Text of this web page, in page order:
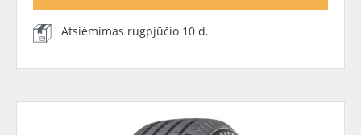
Atsiėmimas rugpjūčio 10 d.